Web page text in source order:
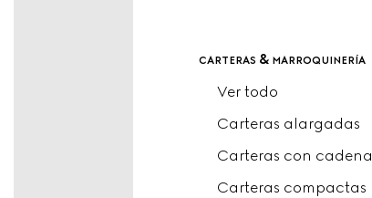
carteras & marroquinería
Ver todo
Carteras alargadas
Carteras con cadena
Carteras compactas